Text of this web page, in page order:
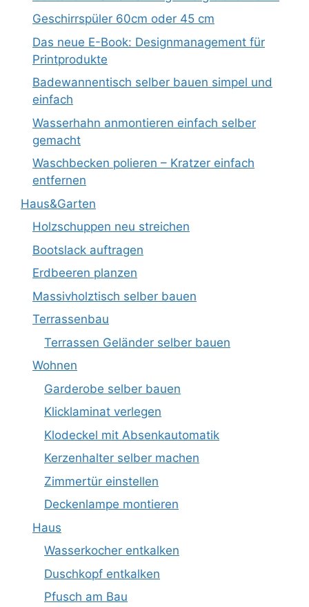
Geschirrspüler 60cm oder 45 cm
Das neue E-Book: Designmanagement für
Printprodukte
Badewannentisch selber bauen simpel und
einfach
Wasserhahn anmontieren einfach selber
gemacht
Waschbecken polieren – Kratzer einfach
entfernen
Haus&Garten
Holzschuppen neu streichen
Bootslack auftragen
Erdbeeren planzen
Massivholztisch selber bauen
Terrassenbau
Terrassen Geländer selber bauen
Wohnen
Garderobe selber bauen
Klicklaminat verlegen
Klodeckel mit Absenkautomatik
Kerzenhalter selber machen
Zimmertür einstellen
Deckenlampe montieren
Haus
Wasserkocher entkalken
Duschkopf entkalken
Pfusch am Bau